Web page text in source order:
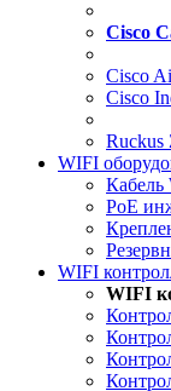
Cisco
Cisco
Cisco
Ruckus
WIFI
Кабель
PoE
WIFI
WIFI